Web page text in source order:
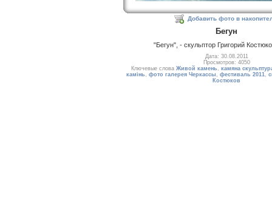
Добавить фото в
Бегун
"Бегун", - скульптор Григорий
Дата: 30.08.2011
Просмотров: 4050
Ключевые слова Живой камень , камяна
камiнь , фото галерея Черкассы , фестиваль 2011,
Костюков